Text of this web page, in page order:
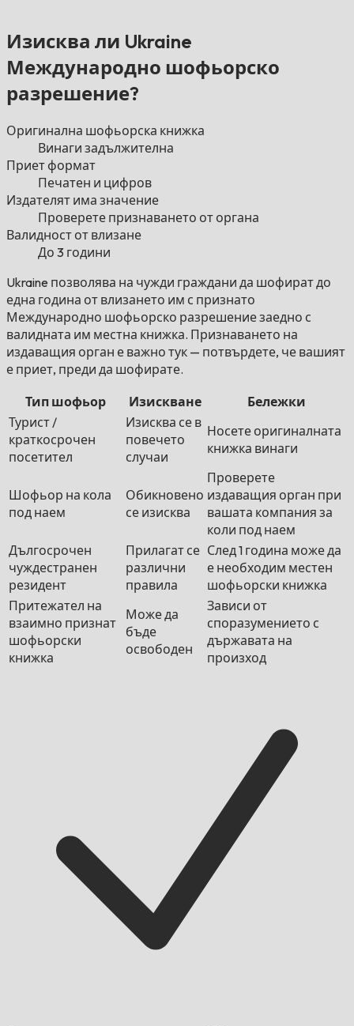
Изисква ли Ukraine
Международно шофьорско
разрешение?
Оригинална шофьорска книжка
Винаги задължителна
Приет формат
Печатен и цифров
Издателят има значение
Проверете признаването от органа
Валидност от влизане
До 3 години
Ukraine позволява на чужди граждани да шофират до
една година от влизането им с признато
Международно шофьорско разрешение заедно с
валидната им местна книжка. Признаването на
издаващия орган е важно тук — потвърдете, че вашият
е приет, преди да шофирате.
Тип шофьор Изискване
Бележки
Турист /
краткосрочен
посетител
Изисква се в
повечето
случаи
Носете оригиналната
книжка винаги
Шофьор на кола
под наем
Обикновено
се изисква
Проверете
издаващия орган при
вашата компания за
коли под наем
Дългосрочен
чуждестранен
резидент
Прилагат се
различни
правила
След 1 година може да
е необходим местен
шофьорски книжка
Притежател на
взаимно признат
шофьорски
книжка
Може да
бъде
освободен
Зависи от
споразумението с
държавата на
произход